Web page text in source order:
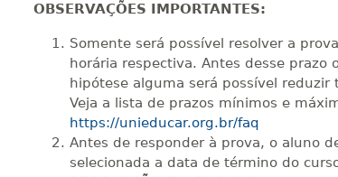
OBSERVAÇÕES IMPORTANTES:
Somente será possível resolver a
horária respectiva. Antes desse prazo
hipótese alguma será possível reduzir
Veja a lista de prazos mínimos e
https://unieducar.org.br/faq
Antes de responder à prova, o aluno
selecionada a data de término do